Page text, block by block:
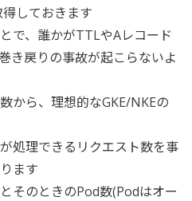
しておきます
で、誰かがTTLやAレコード
き戻りの事故が起こらないよ
から、理想的なGKE/NKEの
処理できるリクエスト数を事
ます
そのときのPod数(Podはオー